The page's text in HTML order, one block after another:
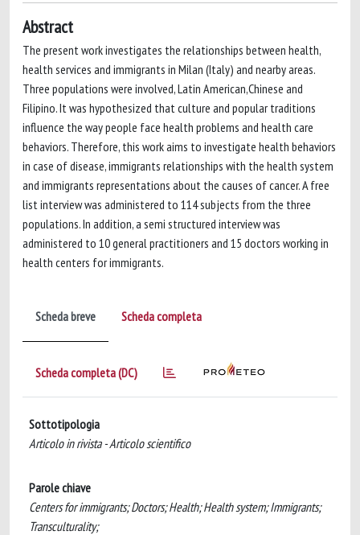
Abstract
The present work investigates the relationships between health,
health services and immigrants in Milan (Italy) and nearby areas.
Three populations were involved, Latin American,Chinese and
Filipino. It was hypothesized that culture and popular traditions
influence the way people face health problems and health care
behaviors. Therefore, this work aims to investigate health behaviors
in case of disease, immigrants relationships with the health system
and immigrants representations about the causes of cancer. A free
list interview was administered to 114 subjects from the three
populations. In addition, a semi structured interview was
administered to 10 general practitioners and 15 doctors working in
health centers for immigrants.
Scheda breve Scheda completa
Scheda completa (DC)
Sottotipologia
Articolo in rivista - Articolo scientifico
Parole chiave
Centers for immigrants; Doctors; Health; Health system; Immigrants;
Transculturality;